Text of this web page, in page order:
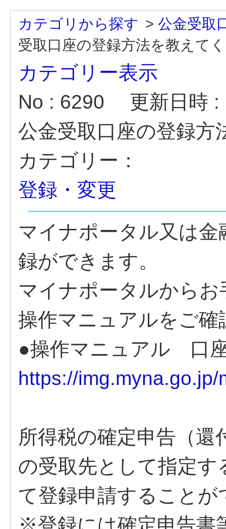
カテゴリから探す > 公金受取
受取口座の登録方法を教えて
カテゴリー表示
No : 6290
更新日時
公金受取口座の登録方
カテゴリー：
登録・変更
マイナポータル又は
録ができます。
マイナポータルから
操作マニュアルをご確
●操作マニュアル 口
https://
所得税の確定申告（還
の受取先として指定す
て登録申請することが